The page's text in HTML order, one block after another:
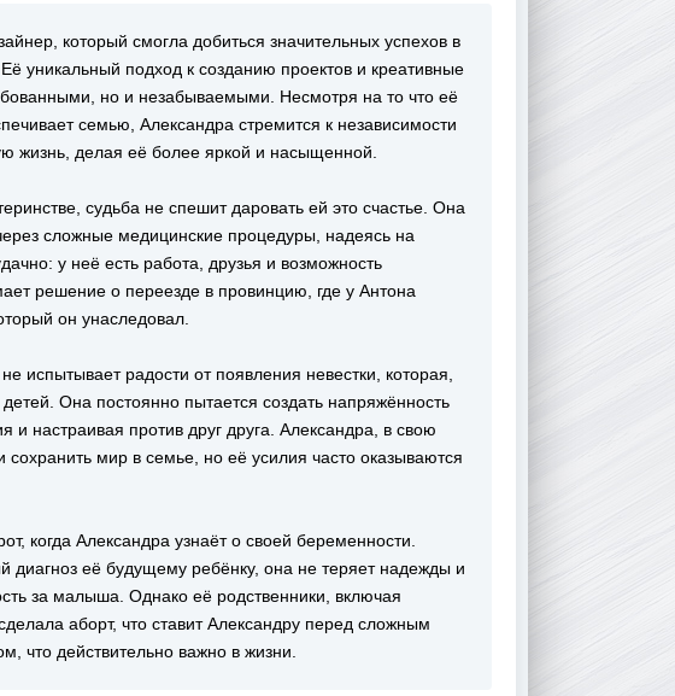
который смогла добиться значительных успехов в
уникальный подход к созданию проектов и креативные
но и незабываемыми. Несмотря на то что её
семью, Александра стремится к независимости
жизнь, делая её более яркой и насыщенной.
судьба не спешит даровать ей это счастье. Она
сложные медицинские процедуры, надеясь на
у неё есть работа, друзья и возможность
решение о переезде в провинцию, где у Антона
он унаследовал.
испытывает радости от появления невестки, которая,
Она постоянно пытается создать напряжённость
настраивая против друг друга. Александра, в свою
сохранить мир в семье, но её усилия часто оказываются
когда Александра узнаёт о своей беременности.
диагноз её будущему ребёнку, она не теряет надежды и
за малыша. Однако её родственники, включая
аборт, что ставит Александру перед сложным
что действительно важно в жизни.